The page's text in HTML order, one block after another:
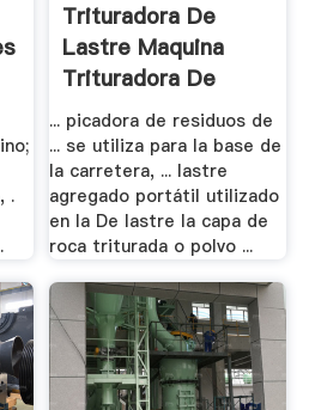
.
Trituradora De
Lastre Maquina
Trituradora De
Lastre
... picadora de residuos de
... se utiliza para la base de
la carretera, ... lastre
agregado portátil utilizado
en la De lastre la capa de
roca triturada o polvo ...